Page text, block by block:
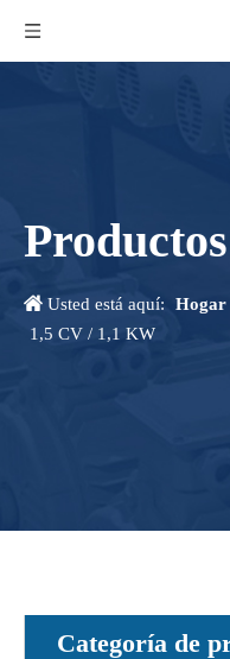
Productos
Usted está aquí: Hogar
1,5 CV / 1,1 KW
Categoría de